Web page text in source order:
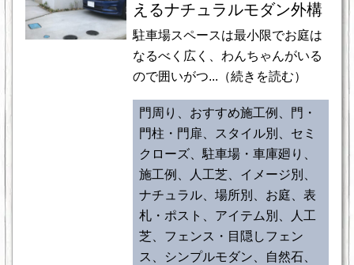
えるナチュラルモダン外構
駐車場スペースは最小限でお庭は
なるべく広く、わんちゃんがいる
ので囲いがつ...（続きを読む）
門周り、おすすめ施工例、門・
門柱・門扉、スタイル別、セミ
クローズ、駐車場・車庫廻り、
施工例、人工芝、イメージ別、
ナチュラル、場所別、お庭、表
札・ポスト、アイテム別、人工
芝、フェンス・目隠しフェン
ス、シンプルモダン、自然石、